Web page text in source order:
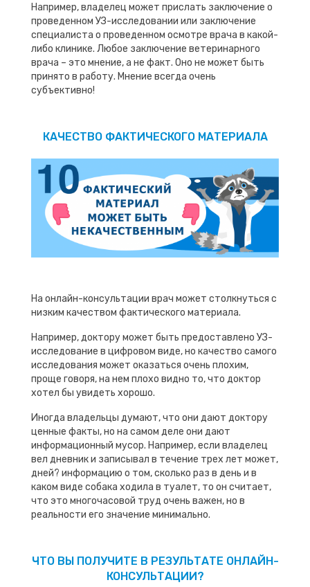
Например, владелец может прислать заключение о
проведенном УЗ-исследовании или заключение
специалиста о проведенном осмотре врача в какой-
либо клинике. Любое заключение ветеринарного
врача – это мнение, а не факт. Оно не может быть
принято в работу. Мнение всегда очень
субъективно!
КАЧЕСТВО ФАКТИЧЕСКОГО МАТЕРИАЛА
На онлайн-консультации врач может столкнуться с
низким качеством фактического материала.
Например, доктору может быть предоставлено УЗ-
исследование в цифровом виде, но качество самого
исследования может оказаться очень плохим,
проще говоря, на нем плохо видно то, что доктор
хотел бы увидеть хорошо.
Иногда владельцы думают, что они дают доктору
ценные факты, но на самом деле они дают
информационный мусор. Например, если владелец
вел дневник и записывал в течение трех лет может,
дней? информацию о том, сколько раз в день и в
каком виде собака ходила в туалет, то он считает,
что это многочасовой труд очень важен, но в
реальности его значение минимально.
ЧТО ВЫ ПОЛУЧИТЕ В РЕЗУЛЬТАТЕ ОНЛАЙН-
КОНСУЛЬТАЦИИ?